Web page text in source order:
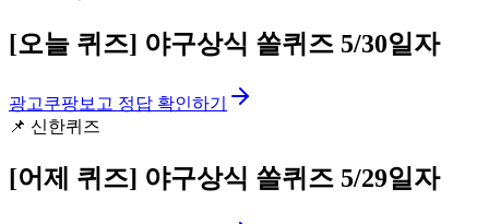
[오늘 퀴즈] 야구상식 쏠퀴즈 5/30일자
광고쿠팡보고 정답 확인하기
📌 신한퀴즈
[어제 퀴즈] 야구상식 쏠퀴즈 5/29일자